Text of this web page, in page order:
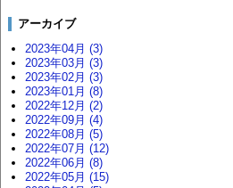
アーカイブ
2023年04月 (3)
2023年03月 (3)
2023年02月 (3)
2023年01月 (8)
2022年12月 (2)
2022年09月 (4)
2022年08月 (5)
2022年07月 (12)
2022年06月 (8)
2022年05月 (15)